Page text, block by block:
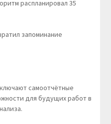
распланировал 35
запоминание
самоотчётные
для будущих работ в